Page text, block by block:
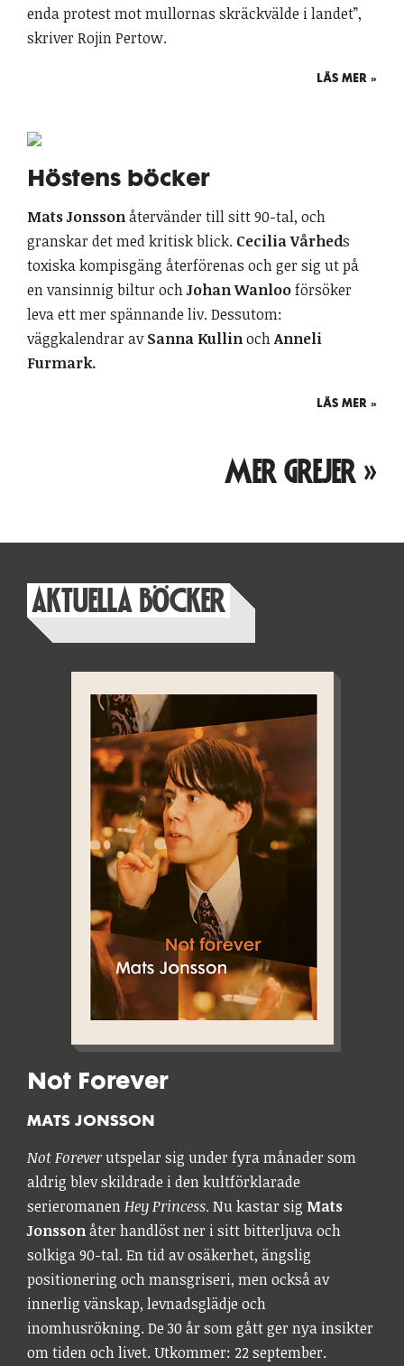
enda protest mot mullornas skräckvälde i landet”,
skriver Rojin Pertow.
LÄS MER »
Höstens böcker
Mats Jonssonåtervänder till sitt 90-tal, och
granskar det med kritisk blick. Cecilia Vårheds
toxiska kompisgäng återförenas och ger sig ut på
en vansinnig biltur ochJohan Wanlooförsöker
leva ett mer spännande liv. Dessutom:
väggkalendrar avSanna KullinochAnneli
Furmark.
LÄS MER »
MER GREJER »
AKTUELLA BÖCKER
Not Forever
MATS JONSSON
Not Foreverutspelar sig under fyra månader som
aldrig blev skildrade i den kultförklarade
serieromanenHey Princess. Nu kastar sig Mats
Jonssonåter handlöst ner i sitt bitterljuva och
solkiga 90-tal. En tid av osäkerhet, ängslig
positionering och mansgriseri, men också av
innerlig vänskap, levnadsglädje och
inomhusrökning. De 30 år som gått ger nya insikter
om tiden och livet. Utkommer: 22 september.